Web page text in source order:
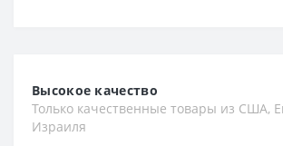
Высокое качество
Только качественные товары из США,
Израиля